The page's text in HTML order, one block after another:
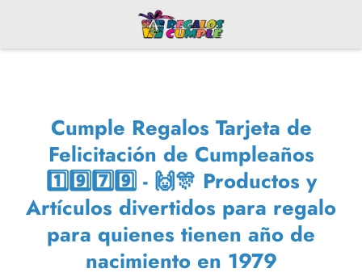
Cumple Regalos Tarjeta de
Felicitación de Cumpleaños
1️⃣9️⃣7️⃣9️⃣ - 🙌🎊 Productos y
Artículos divertidos para regalo
para quienes tienen año de
nacimiento en 1979